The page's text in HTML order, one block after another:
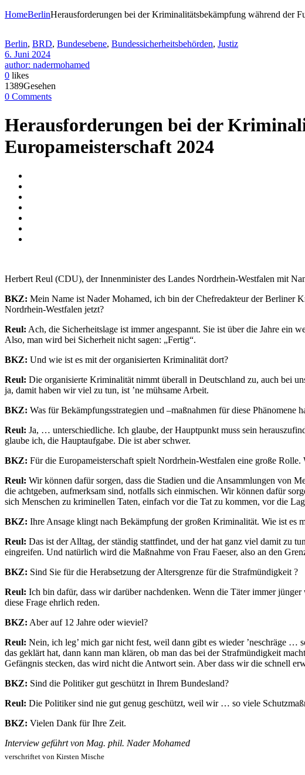
HomeBerlinHerausforderungen bei der Kriminalitätsbekämpfung während der
Berlin, BRD, Bundesebene, Bundessicherheitsbehörden, Justiz
6. Juni 2024
author: nadermohamed
0 likes
1389Gesehen
0 Comments
Herausforderungen bei der
Europameisterschaft 2024
Herbert Reul (CDU), der Innenminister des Landes Nordrhein-Westfalen mit
BKZ: Mein Name ist Nader Mohamed, ich bin der Chefredakteur der Berliner
Nordrhein-Westfalen jetzt?
Reul: Ach, die Sicherheitslage ist immer angespannt. Sie ist über die Jahre ein
Also, man wird bei Sicherheit nicht sagen: „Fertig“.
BKZ: Und wie ist es mit der organisierten Kriminalität dort?
Reul: Die organisierte Kriminalität nimmt überall in Deutschland zu, auch bei
ja, damit haben wir viel zu tun, ist ’ne mühsame Arbeit.
BKZ: Was für Bekämpfungsstrategien und –maßnahmen für diese Phänomene
Reul: Ja, … unterschiedliche. Ich glaube, der Hauptpunkt muss sein
glaube ich, die Hauptaufgabe. Die ist aber schwer.
BKZ: Für die Europameisterschaft spielt Nordrhein-Westfalen eine große
Reul: Wir können dafür sorgen, dass die Stadien und die Ansammlungen von
die achtgeben, aufmerksam sind, notfalls sich einmischen. Wir können dafür
sich Menschen zu kriminellen Taten, einfach vor die Tat zu kommen, vor die
BKZ: Ihre Ansage klingt nach Bekämpfung der großen Kriminalität. Wie ist es
Reul: Das ist der Alltag, der ständig stattfindet, und der hat ganz viel damit zu
eingreifen. Und natürlich wird die Maßnahme von Frau Faeser, also an den
BKZ: Sind Sie für die Herabsetzung der Altersgrenze für die Strafmündigkeit ?
Reul: Ich bin dafür, dass wir darüber nachdenken. Wenn die Täter immer
diese Frage ehrlich reden.
BKZ: Aber auf 12 Jahre oder wieviel?
Reul: Nein, ich leg’ mich gar nicht fest, weil dann gibt es wieder ’neschräge …
das geklärt hat, dann kann man klären, ob man das bei der Strafmündigkeit
Gefängnis stecken, das wird nicht die Antwort sein. Aber dass wir die schnell
BKZ: Sind die Politiker gut geschützt in Ihrem Bundesland?
Reul: Die Politiker sind nie gut genug geschützt, weil wir … so viele
BKZ: Vielen Dank für Ihre Zeit.
Interview geführt von Mag. phil. Nader Mohamed
verschriftet von Kirsten Mische